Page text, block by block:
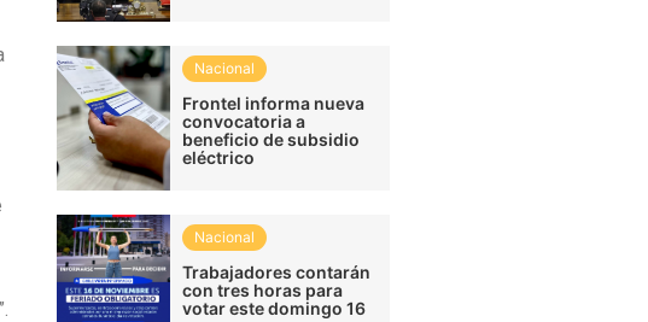
Nacional
Frontel informa nueva
convocatoria a
beneficio de subsidio
eléctrico
Nacional
Trabajadores contarán
con tres horas para
votar este domingo 16